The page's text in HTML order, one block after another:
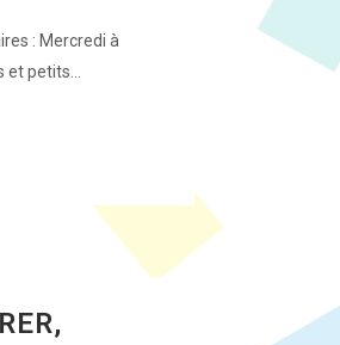
: Mercredi à
et petits...